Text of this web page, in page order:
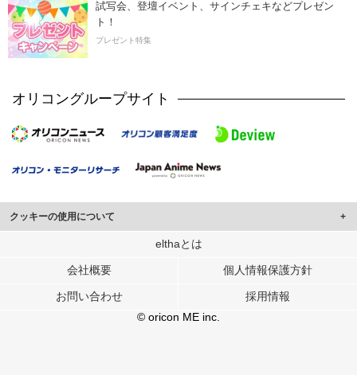
試写会、登壇イベント、サインチェキなどプレゼン
ト！
プレゼント特集
オリコングループサイト
クッキーの使用について
このサイトでは Cookie を使用して、ユーザーに合わせたコンテンツや広告の
行っています。
メディアや広告配信、データ解析の各パートナーに提供しています。
各パートナーは、この情報とユーザーが各パートナーに提供した他の情報や、
ユーザーが各パートナーのサービスを使用したときに収集した他の情報を組み
elthaとは
会社概要 個人情報保護方針
お問い合わせ
採用情報
© oricon ME inc.